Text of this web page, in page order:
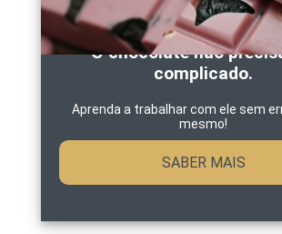
O chocolate não
complicado.
Aprenda a trabalhar com ele sem
mesmo!
SABER MAIS